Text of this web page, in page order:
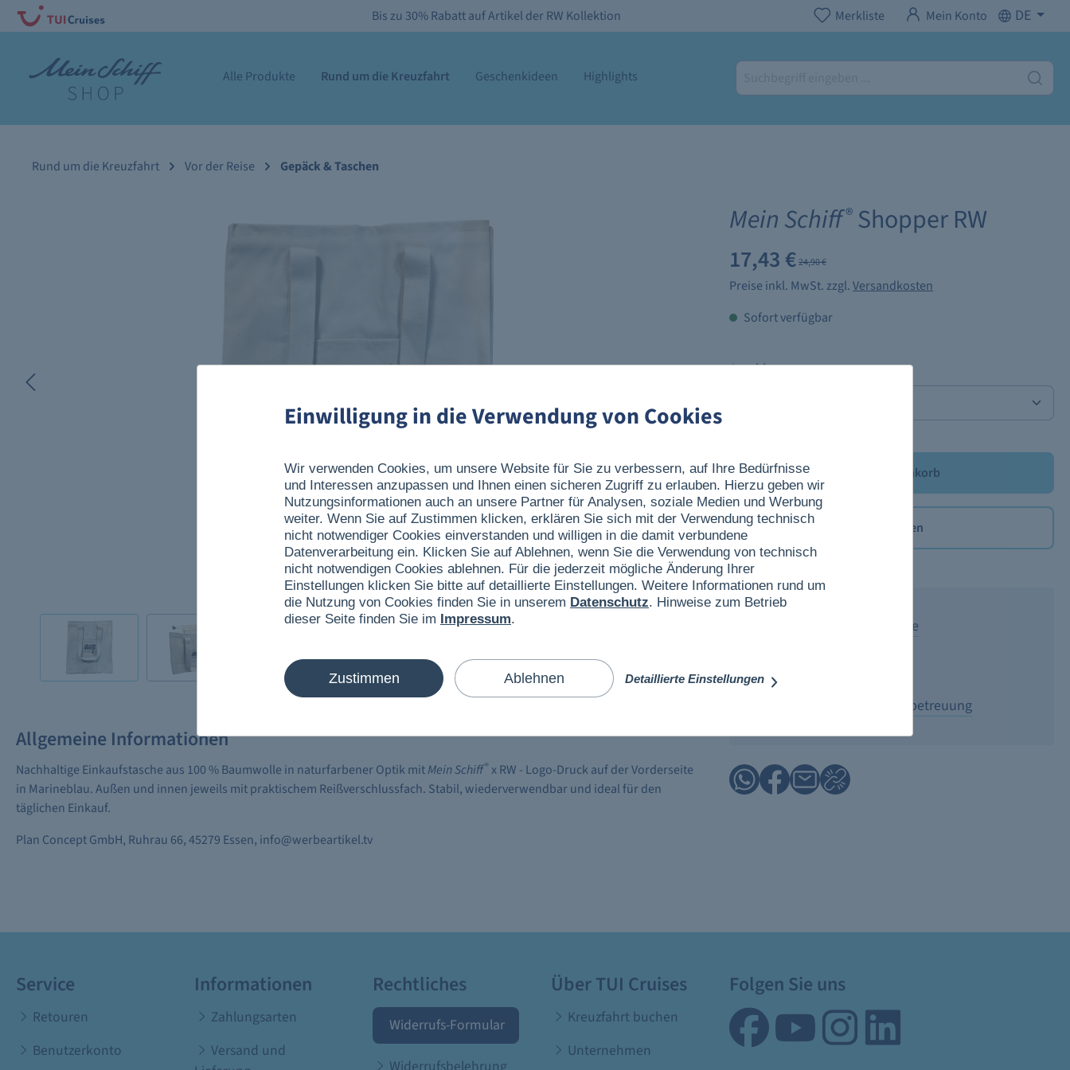
Bis zu 30% Rabatt auf Artikel der RW Kollektion Merkliste Mein Konto DE
Alle Produkte Rund um die Kreuzfahrt Geschenkideen Highlights
Rund um die Kreuzfahrt Vor der Reise Gepäck & Taschen
Allgemeine Informationen
Nachhaltige Einkaufstasche aus 100 % Baumwolle in naturfarbener Optik mitMein Schiff® x RW - Logo-Druck auf der Vorderseite
in Marineblau. Außen und innen jeweils mit praktischem Reißverschlussfach. Stabil, wiederverwendbar und ideal für den
täglichen Einkauf.
Plan Concept GmbH, Ruhrau 66, 45279 Essen, info@werbeartikel.tv
Mein Schiff® Shopper RW
17,43 €24,90 €
Preise inkl. MwSt. zzgl.Versandkosten
Sofort verfügbar
Anzahl
In den Warenkorb
Merken
Produktnummer:
Versand 2-4 Werktage
Persönliche Kundenbetreuung
Service
Retouren
Benutzerkonto
Informationen
Zahlungsarten
Versand und
Rechtliches
Widerrufs-Formular
Über TUI Cruises
Kreuzfahrt buchen
Unternehmen
Folgen Sie uns
Einwilligung in die Verwendung von Cookies
Wir verwenden Cookies, um unsere Website für Sie zu verbessern, auf Ihre Bedürfnisse
und Interessen anzupassen und Ihnen einen sicheren Zugriff zu erlauben. Hierzu geben wir
Nutzungsinformationen auch an unsere Partner für Analysen, soziale Medien und Werbung
weiter. Wenn Sie auf Zustimmen klicken, erklären Sie sich mit der Verwendung technisch
nicht notwendiger Cookies einverstanden und willigen in die damit verbundene
Datenverarbeitung ein. Klicken Sie auf Ablehnen, wenn Sie die Verwendung von technisch
nicht notwendigen Cookies ablehnen. Für die jederzeit mögliche Änderung Ihrer
Einstellungen klicken Sie bitte auf detaillierte Einstellungen. Weitere Informationen rund um
die Nutzung von Cookies finden Sie in unserem Datenschutz. Hinweise zum Betrieb
dieser Seite finden Sie im
Impressum.
Zustimmen Ablehnen Detaillierte Einstellungen